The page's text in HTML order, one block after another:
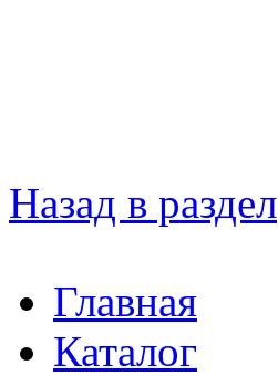
Назад в раздел
Главная
Каталог